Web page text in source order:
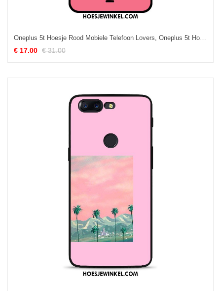
Oneplus 5t Hoesje Rood Mobiele Telefoon Lovers, Oneplus 5t Hoesje Trend Licht
€ 17.00 € 31.00